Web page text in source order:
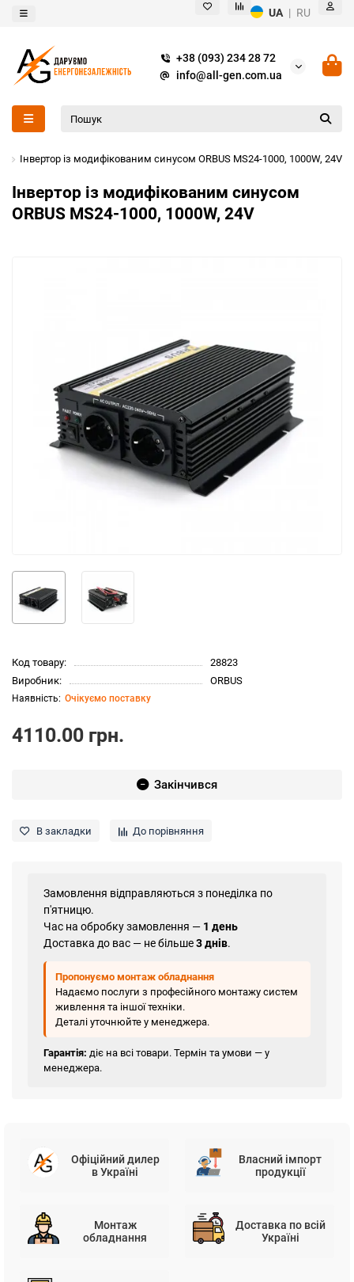
UA | RU
+38 (093) 234 28 72
info@all-gen.com.ua
Інвертор із модифікованим синусом ORBUS MS24-1000, 1000W, 24V
Інвертор із модифікованим синусом
ORBUS MS24-1000, 1000W, 24V
Код товару:
28823
Виробник:
ORBUS
Очікуємо поставку
4110.00 грн.
Закінчився
В закладки До порівняння
Замовлення відправляються з понеділка по
п'ятницю.
Час на обробку замовлення — 1 день
Доставка до вас — не більше3 днів.
Пропонуємо монтаж обладнання
Надаємо послуги з професійного монтажу систем
живлення та іншої техніки.
Деталі уточнюйте у менеджера.
Гарантія: діє на всі товари. Термін та умови — у
менеджера.
Офіційний дилер
в Україні
Власний імпорт
продукції
Монтаж
обладнання
Доставка по всій
Україні